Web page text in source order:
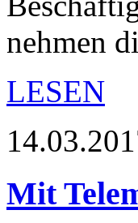
nehmen
LESEN
Mit